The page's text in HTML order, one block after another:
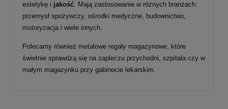
estetykę i jakość. Mają zastosowanie w różnych branżach:
przemysł spożywczy, ośrodki medyczne, budownictwo,
motoryzacja i wiele innych.
Polecamy również metalowe regały magazynowe, które
świetnie sprawdzą się na zapleczu przychodni, szpitala czy w
małym magazynku przy gabinecie lekarskim.